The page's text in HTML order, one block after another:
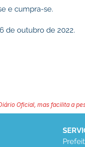
e cumpra-se.
de outubro de 2022.
Oficial, mas facilita a